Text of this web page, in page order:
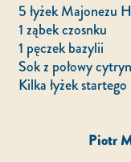
5 łyżek Majonezu
1 ząbek czosnku
1 pęczek bazylii
Sok z połowy
Kilka łyżek
Piotr